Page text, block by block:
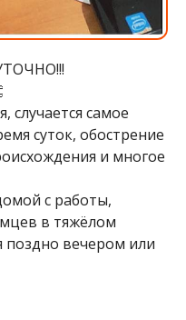
случается самое
суток, обострение
и многое
с работы,
в тяжёлом
поздно вечером или